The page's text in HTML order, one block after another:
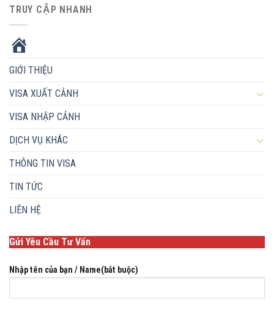
TRUY CẬP NHANH
GIỚI THIỆU
VISA XUẤT CẢNH
VISA NHẬP CẢNH
DỊCH VỤ KHÁC
THÔNG TIN VISA
TIN TỨC
LIÊN HỆ
Gửi Yêu Cầu Tư Vấn
Nhập tên của bạn / Name(bắt buộc)